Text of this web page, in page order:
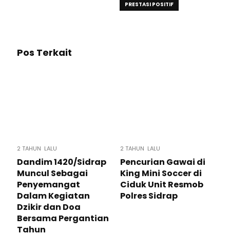
PRESTASI POSITIF
Pos Terkait
2 TAHUN LALU
Dandim 1420/Sidrap
Muncul Sebagai
Penyemangat
Dalam Kegiatan
Dzikir dan Doa
Bersama Pergantian
Tahun
2 TAHUN LALU
Pencurian Gawai di
King Mini Soccer di
Ciduk Unit Resmob
Polres Sidrap